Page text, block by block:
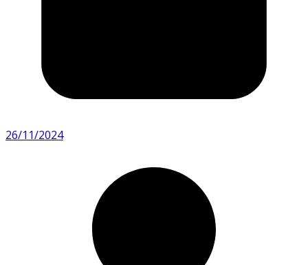
26/11/2024